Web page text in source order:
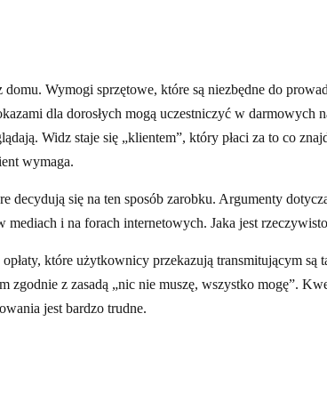
Wymogi sprzętowe, które są niezbędne do
dla dorosłych mogą uczestniczyć w darmowych
Widz staje się „klientem”, który płaci za to co
wymaga.
decydują się na ten sposób zarobku. Argumenty
i na forach internetowych. Jaka jest
które użytkownicy przekazują transmitującym
z zasadą „nic nie muszę, wszystko mogę”.
jest bardzo trudne.